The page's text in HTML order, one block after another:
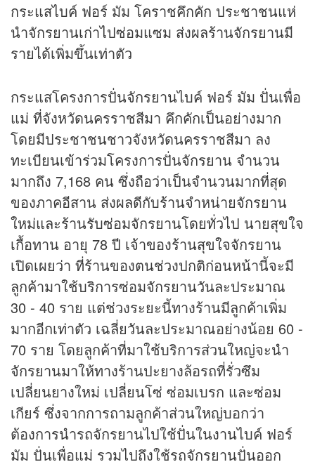
กระแสไบค์ ฟอร์ มัม โคราชคึกคัก ประชาชนแห่
นำจักรยานเก่าไปซ่อมแซม ส่งผลร้านจักรยานมี
รายได้เพิ่มขึ้นเท่าตัว
กระแสโครงการปั่นจักรยานไบค์ ฟอร์ มัม ปั่นเพื่อ
แม่ ที่จังหวัดนครราชสีมา คึกคักเป็นอย่างมาก
โดยมีประชาชนชาวจังหวัดนครราชสีมา ลง
ทะเบียนเข้าร่วมโครงการปั่นจักรยาน จำนวน
มากถึง 7,168 คน ซึ่งถือว่าเป็นจำนวนมากที่สุด
ของภาคอีสาน ส่งผลดีกับร้านจำหน่ายจักรยาน
ใหม่และร้านรับซ่อมจักรยานโดยทั่วไป นายสุขใจ
เกื้อทาน อายุ 78 ปี เจ้าของร้านสุขใจจักรยาน
เปิดเผยว่า ที่ร้านของตนช่วงปกติก่อนหน้านี้จะมี
ลูกค้ามาใช้บริการซ่อมจักรยานวันละประมาณ
30 - 40 ราย แต่ช่วงระยะนี้ทางร้านมีลูกค้าเพิ่ม
มากอีกเท่าตัว เฉลี่ยวันละประมาณอย่างน้อย 60 -
70 ราย โดยลูกค้าที่มาใช้บริการส่วนใหญ่จะนำ
จักรยานมาให้ทางร้านปะยางล้อรถที่รั่วซึม
เปลี่ยนยางใหม่ เปลี่ยนโซ่ ซ่อมเบรก และซ่อม
เกียร์ ซึ่งจากการถามลูกค้าส่วนใหญ่บอกว่า
ต้องการนำรถจักรยานไปใช้ปั่นในงานไบค์ ฟอร์
มัม ปั่นเพื่อแม่ รวมไปถึงใช้รถจักรยานปั่นออก